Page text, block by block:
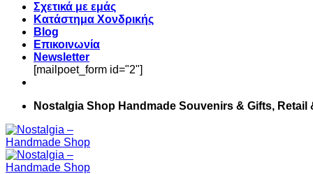
Σχετικά με εμάς
Κατάστημα Χονδρικής
Blog
Επικοινωνία
Newsletter
[mailpoet_form id="2"]
Nostalgia Shop Handmade Souvenirs & Gifts, Retail